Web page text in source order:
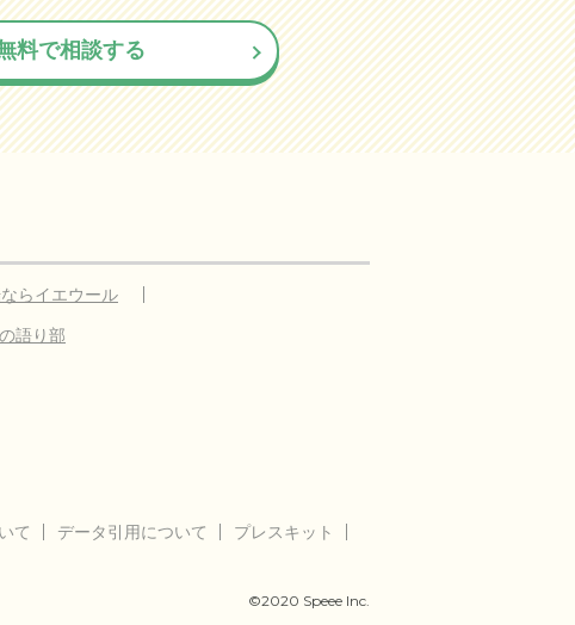
料で相談する
らイエウール
語り部
て データ引用について
プレスキット
©2020 Speee Inc.